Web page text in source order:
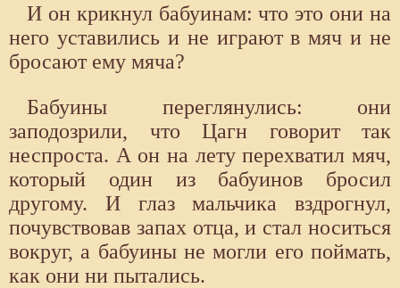
И он крикнул бабуинам: что это они на
него уставились и не играют в мяч и не
бросают ему мяча?
Бабуины переглянулись: они
заподозрили, что Цагн говорит так
неспроста. А он на лету перехватил мяч,
который один из бабуинов бросил
другому. И глаз мальчика вздрогнул,
почувствовав запах отца, и стал носиться
вокруг, а бабуины не могли его поймать,
как они ни пытались.